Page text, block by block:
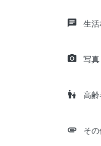
chat 生活
camera_alt 写
escalator_warning 高齢
attachment そ